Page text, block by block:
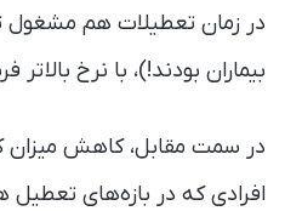
در زمان تعطیلات هم مشغول
بیماران بودند!)، با نرخ
در سمت مقابل، کاهش میزان
افرادی که در بازه‌های تعطیل